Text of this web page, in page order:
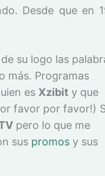
Desde que en
su logo las
más. Programas
es Xzibit y que
favor por favor!)
pero lo que me
sus promos y sus